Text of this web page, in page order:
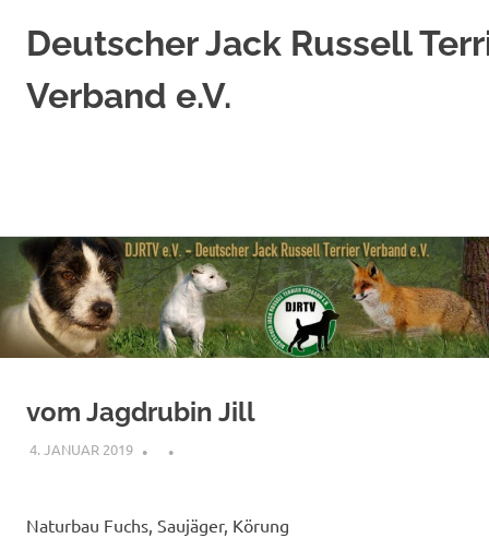
Zum
Inhalt
springen
Deutscher Jack Russell
Verband e.V.
englischem
Standard
vom Jagdrubin Jill
4. JANUAR 2019
Naturbau Fuchs, Saujäger, Körung